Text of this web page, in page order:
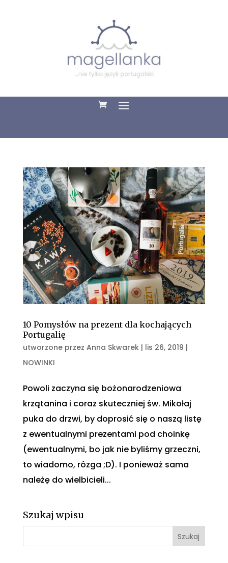
10 Pomysłów na prezent dla kochających
Portugalię
utworzone przez Anna Skwarek| lis 26, 2019 |
NOWINKI
Powoli zaczyna się bożonarodzeniowa
krzątanina i coraz skuteczniej św. Mikołaj
puka do drzwi, by doprosić się o naszą listę
z ewentualnymi prezentami pod choinkę
(ewentualnymi, bo jak nie byliśmy grzeczni,
to wiadomo, rózga ;D). I ponieważ sama
należę do wielbicieli...
Szukaj wpisu